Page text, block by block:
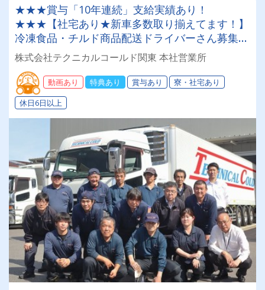
★★★賞与「10年連続」支給実績あり！
★★★【社宅あり★新車多数取り揃えてます！】
冷凍食品・チルド商品配送ドライバーさん募集
中！普通免許のみでOK★【月給30万円以上も可
能！小型トラックでのお仕事】
株式会社テクニカルコールド関東 本社営業所
動画あり 特典あり 賞与あり
寮・社宅あり
休日6日以上